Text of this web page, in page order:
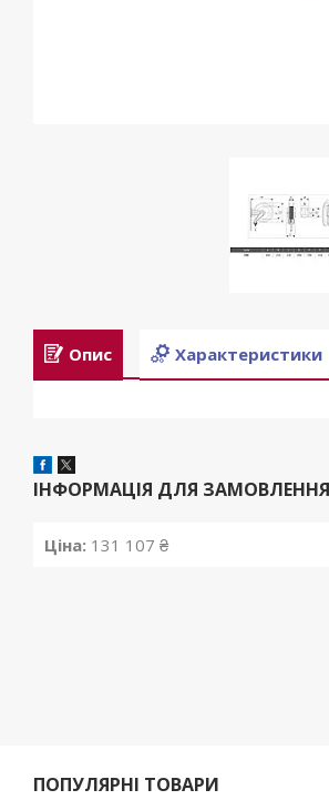
Опис Характеристики
ІНФОРМАЦІЯ ДЛЯ ЗАМОВЛЕННЯ
Ціна: 131 107 ₴
ПОПУЛЯРНІ ТОВАРИ